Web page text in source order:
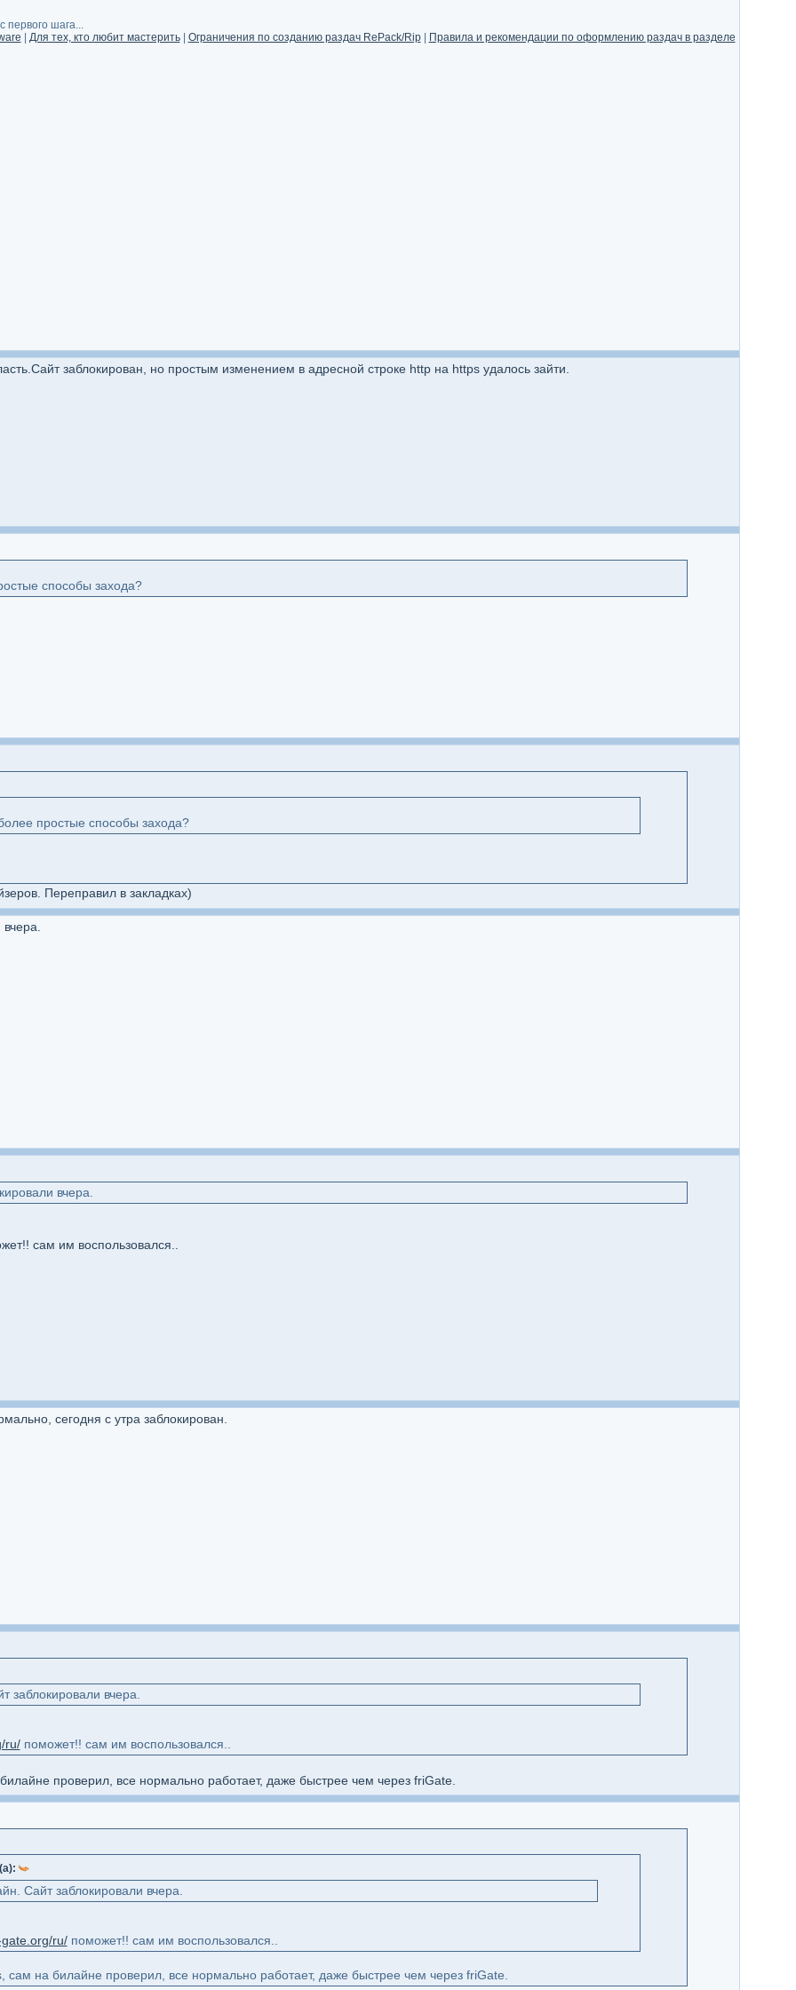
первого шага...
Для тех, кто любит мастерить| Ограничения по созданию раздач RePack/Rip| Правила и рекомендации по оформлению раздач в разделе
заблокирован, но простым изменением в адресной строке http на https удалось зайти.
способы захода?
простые способы захода?
Переправил в закладках)
вчера.
сам им воспользовался..
сегодня с утра заблокирован.
заблокировали вчера.
ru/поможет!! сам им воспользовался..
проверил, все нормально работает, даже быстрее чем через friGate.
Сайт заблокировали вчера.
ru/поможет!! сам им воспользовался..
на билайне проверил, все нормально работает, даже быстрее чем через friGate.